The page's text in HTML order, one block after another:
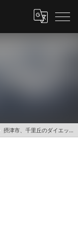
摂津市、千里丘のダイエットジム